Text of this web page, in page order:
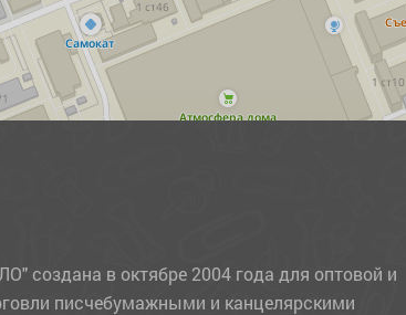
создана в октябре 2004 года для оптовой и
писчебумажными и канцелярскими